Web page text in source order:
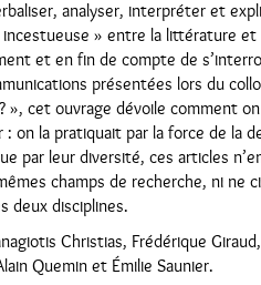
analyser, interpréter et
» entre la littérature
et en fin de compte de
présentées lors du
cet ouvrage dévoile comment
on la pratiquait par la force de la
par leur diversité, ces articles
champs de recherche, ni ne
deux disciplines.
Christias, Frédérique
Quemin et Émilie Saunier.